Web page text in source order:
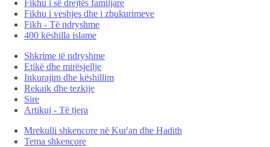
Fikhu i së drejtës familjare
Fikhu i veshjes dhe i zbukurimeve
Fikh - Të ndryshme
400 këshilla islame
Shkrime të ndryshme
Etikë dhe mirësjellje
Inkurajim dhe këshillim
Rekaik dhe tezkije
Sire
Artikuj - Të tjera
Mrekulli shkencore në Kur'an dhe Hadith
Tema shkencore